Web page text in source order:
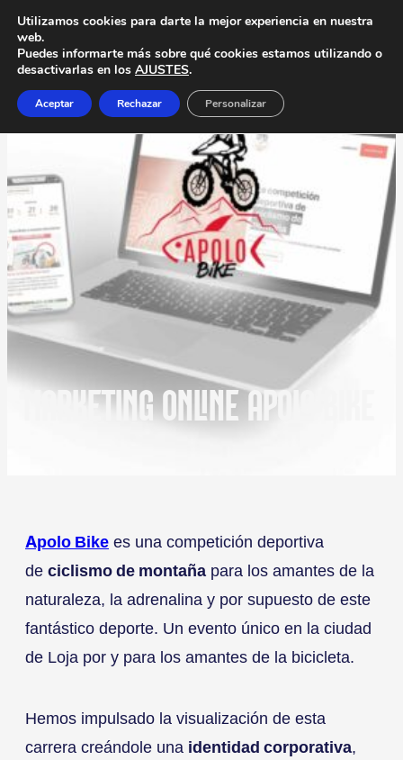
MARKETING ONLINE APOLO BIKE
Apolo Bike es una competición deportiva
de ciclismo de montaña para los amantes de la
naturaleza, la adrenalina y por supuesto de este
fantástico deporte. Un evento único en la ciudad
de Loja por y para los amantes de la bicicleta.
Hemos impulsado la visualización de esta
carrera creándole una identidad corporativa,
Utilizamos cookies para darte la mejor experiencia en nuestra
web.
Puedes informarte más sobre qué cookies estamos utilizando o
desactivarlas en los AJUSTES.
Aceptar Rechazar Personalizar